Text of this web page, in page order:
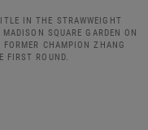
IN THE STRAWWEIGHT
SQUARE GARDEN ON
CHAMPION ZHANG
FIRST ROUND.